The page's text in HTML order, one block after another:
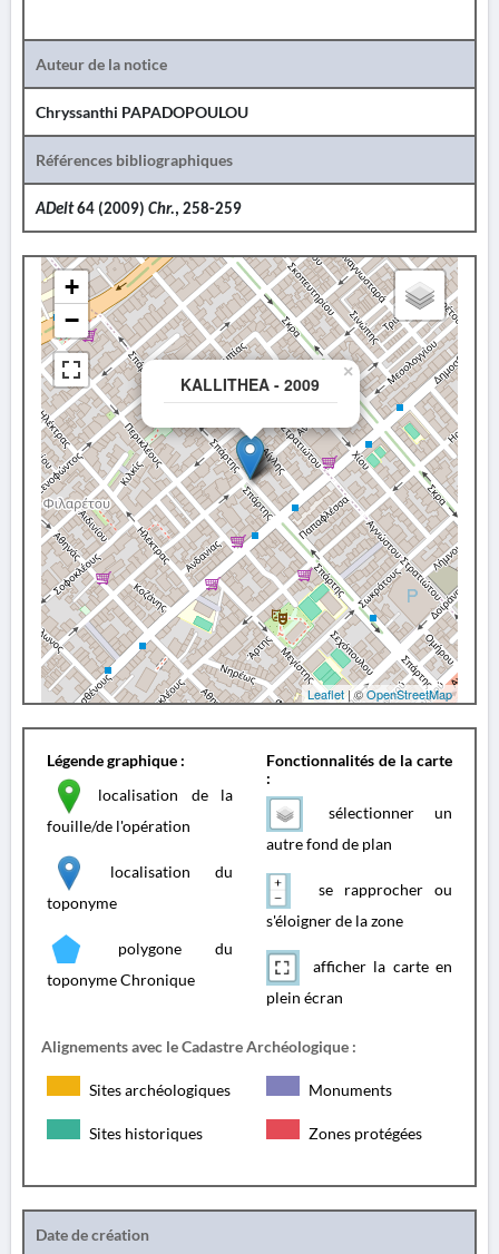
Auteur de la notice
Chryssanthi PAPADOPOULOU
Références bibliographiques
ADelt64 (2009) Chr., 258-259
KALLITHEA - 2009
×
+
−
Leaflet| ©OpenStreetMap
Légende graphique :
localisation de la
fouille/de l'opération
localisation du
toponyme
polygone du
toponyme Chronique
Fonctionnalités de la carte
:
sélectionner un
autre fond de plan
se rapprocher ou
s'éloigner de la zone
afficher la carte en
plein écran
Alignements avec le Cadastre Archéologique :
Sites archéologiques Monuments
Sites historiques Zones protégées
Date de création